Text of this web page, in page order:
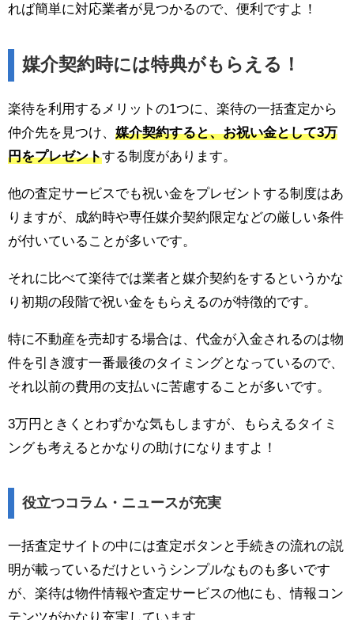
れば簡単に対応業者が見つかるので、便利ですよ！
媒介契約時には特典がもらえる！
楽待を利用するメリットの1つに、楽待の一括査定から
仲介先を見つけ、 媒介契約すると、お祝い金として3万
円をプレゼントする制度があります。
他の査定サービスでも祝い金をプレゼントする制度はあ
りますが、成約時や専任媒介契約限定などの厳しい条件
が付いていることが多いです。
それに比べて楽待では業者と媒介契約をするというかな
り初期の段階で祝い金をもらえるのが特徴的です。
特に不動産を売却する場合は、代金が入金されるのは物
件を引き渡す一番最後のタイミングとなっているので、
それ以前の費用の支払いに苦慮することが多いです。
3万円ときくとわずかな気もしますが、もらえるタイミ
ングも考えるとかなりの助けになりますよ！
役立つコラム・ニュースが充実
一括査定サイトの中には査定ボタンと手続きの流れの説
明が載っているだけというシンプルなものも多いです
が、楽待は物件情報や査定サービスの他にも、情報コン